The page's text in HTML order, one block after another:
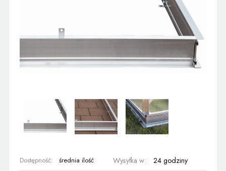
Dostępność: średnia ilość Wysyłka w:
24 godziny